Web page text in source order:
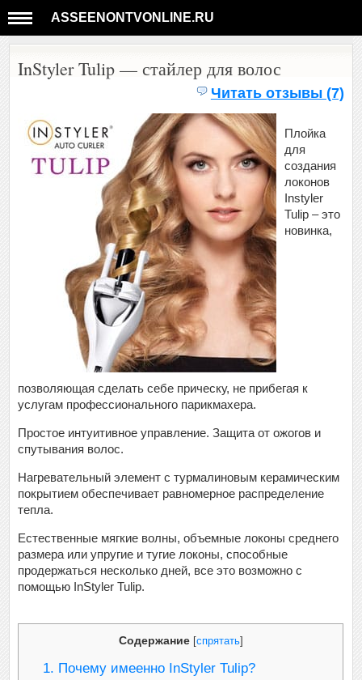
ASSEENONTVONLINE.RU
InStyler Tulip — стайлер для волос
Читать отзывы (7)
Плойка
для
создания
локонов
Instyler
Tulip – это
новинка,
позволяющая сделать себе прическу, не прибегая к
услугам профессионального парикмахера.
Простое интуитивное управление. Защита от ожогов и
спутывания волос.
Нагревательный элемент с турмалиновым керамическим
покрытием обеспечивает равномерное распределение
тепла.
Естественные мягкие волны, объемные локоны среднего
размера или упругие и тугие локоны, способные
продержаться несколько дней, все это возможно с
помощью InStyler Tulip.
Содержание [спрятать]
1. Почему имеенно InStyler Tulip?